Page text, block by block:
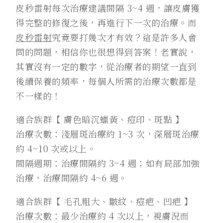
皮秒雷射每次治療建議間隔 3~4 週，讓皮膚獲
得完整的修復之後，再進行下一次的治療。而
皮秒雷射究竟要打幾次才有效？這是許多人會
問的問題，相信你也很想得到答案！老實說，
其實沒有一定的數字，從治療者的期望一直到
後續保養的頻率，每個人所需的治療次數都是
不一樣的！
適合族群【 膚色暗沉蠟黃、痘印、斑點 】
治療次數：淺層斑治療約 1~3 次，深層斑治療
約 4~10 次或以上。
間隔週期：治療間隔約 3~4 週；如有局部加強
治療，治療間隔約 4~6 週。
適合族群【 毛孔粗大、皺紋、痘疤、凹疤 】
治療次數：最少治療約 4 次以上，視膚況而